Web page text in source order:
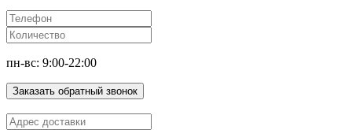
пн-вс: 9:00-22:00
Заказать обратный звонок